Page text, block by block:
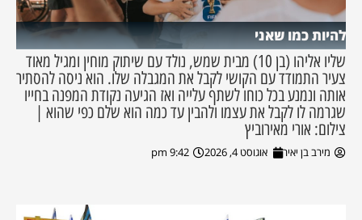
להיות כמו שאני
שליו אליהו (בן 10) מבית שמש, נולד עם שיתוק מוחין ומגיל מאוד
צעיר התמודד עם הקושי לקבל את המגבלה שלו. הוא ניסה להסתיר
אותה ונמנע בכל כוחו לשתף עלייה ואז הגיעה נקודת המפנה בחייו
שגרמה לו לקבל את עצמו ולהבין עד כמה הוא שלם כפי שהוא |
צילום: אורי מאירוביץ
מירב בן יאיר אוגוסט 4, 2026 9:42 pm